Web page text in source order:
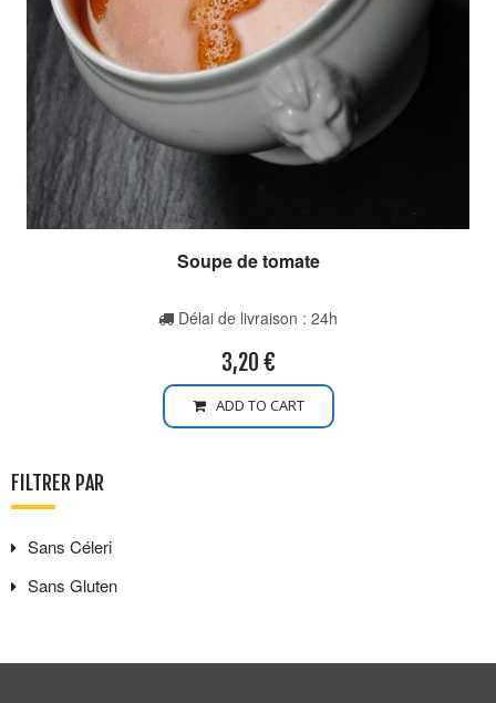
Soupe de tomate
Délai de livraison : 24h
3,20 €
ADD TO CART
FILTRER PAR
Sans Céleri
Sans Gluten